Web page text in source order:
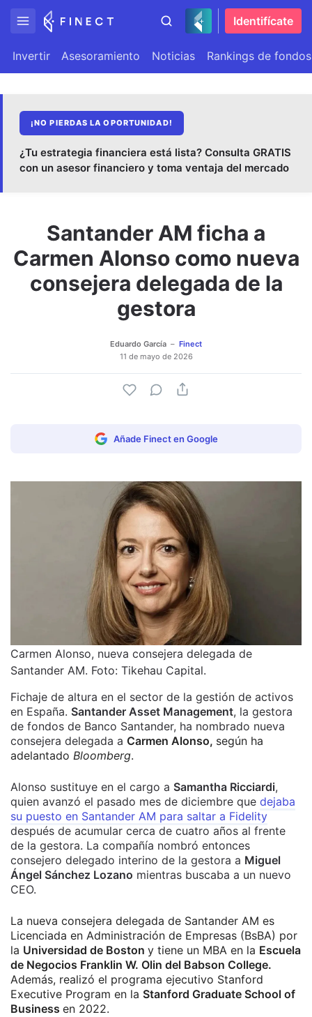
Identifícate
Invertir Asesoramiento Noticias Rankings de fondos
¡NO PIERDAS LA OPORTUNIDAD!
¿Tu estrategia financiera está lista? Consulta GRATIS
con un asesor financiero y toma ventaja del mercado
Santander AM ficha a
Carmen Alonso como nueva
consejera delegada de la
gestora
Eduardo García
Finect
11 de mayo de 2026
Añade Finect en Google
Carmen Alonso, nueva consejera delegada de
Santander AM. Foto: Tikehau Capital.
Fichaje de altura en el sector de la gestión de activos
en España. Santander Asset Management, la gestora
de fondos de Banco Santander, ha nombrado nueva
consejera delegada a Carmen Alonso, según ha
adelantado Bloomberg.
Alonso sustituye en el cargo a Samantha Ricciardi,
quien avanzó el pasado mes de diciembre que dejaba
su puesto en Santander AM para saltar a Fidelity
después de acumular cerca de cuatro años al frente
de la gestora. La compañía nombró entonces
consejero delegado interino de la gestora a Miguel
Ángel Sánchez Lozano mientras buscaba a un nuevo
CEO.
La nueva consejera delegada de Santander AM es
Licenciada en Administración de Empresas (BsBA) por
la Universidad de Boston y tiene un MBA en la Escuela
de Negocios Franklin W. Olin del Babson College.
Además, realizó el programa ejecutivo Stanford
Executive Program en la Stanford Graduate School of
Business en 2022.